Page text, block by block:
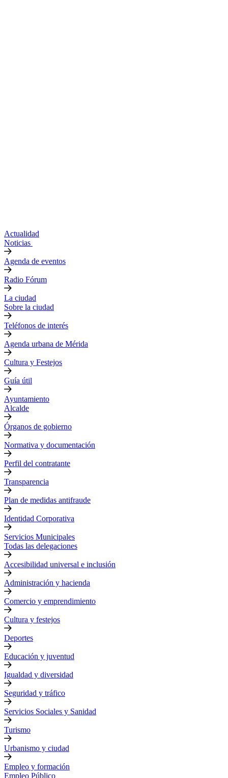
Actualidad
Noticias
Agenda de eventos
Radio Fórum
La ciudad
Sobre la ciudad
Teléfonos de interés
Agenda urbana de Mérida
Cultura y Festejos
Guía útil
Ayuntamiento
Alcalde
Órganos de gobierno
Normativa y documentación
Perfil del contratante
Transparencia
Plan de medidas antifraude
Identidad Corporativa
Servicios Municipales
Todas las delegaciones
Accesibilidad universal e inclusión
Administración y hacienda
Comercio y emprendimiento
Cultura y festejos
Deportes
Educación y juventud
Igualdad y diversidad
Seguridad y tráfico
Servicios Sociales y Sanidad
Turismo
Urbanismo y ciudad
Empleo y formación
Empleo Público